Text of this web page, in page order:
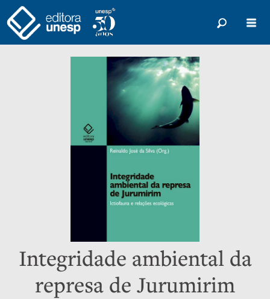
Integridade ambiental da
represa de Jurumirim